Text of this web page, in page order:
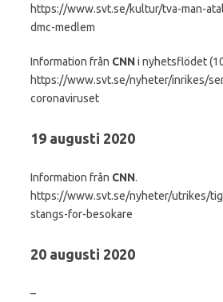
https://www.svt.se/kultur/tva-man-
dmc-medlem
Information från CNNi nyhetsflödet
https://www.svt.se/nyheter/inrikes/
coronaviruset
19 augusti 2020
Information från CNN.
https://www.svt.se/nyheter/utrikes/
stangs-for-besokare
20 augusti 2020
–